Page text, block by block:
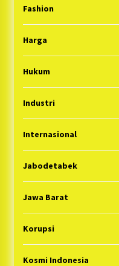
Fashion
Harga
Hukum
Industri
Internasional
Jabodetabek
Jawa Barat
Korupsi
Kosmi Indonesia